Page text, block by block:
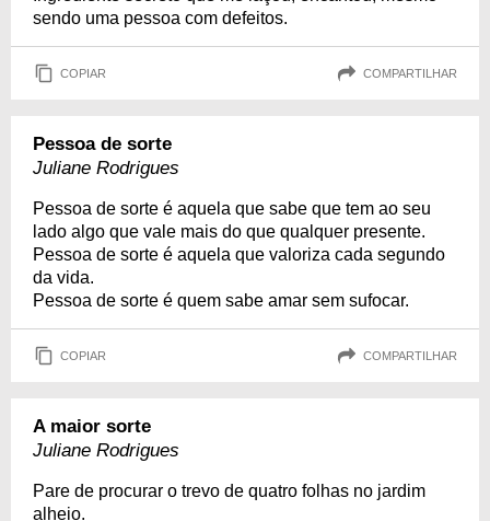
sendo uma pessoa com defeitos.
COPIAR COMPARTILHAR
Pessoa de sorte
Juliane Rodrigues
Pessoa de sorte é aquela que sabe que tem ao seu
lado algo que vale mais do que qualquer presente.
Pessoa de sorte é aquela que valoriza cada segundo
da vida.
Pessoa de sorte é quem sabe amar sem sufocar.
COPIAR COMPARTILHAR
A maior sorte
Juliane Rodrigues
Pare de procurar o trevo de quatro folhas no jardim
alheio.